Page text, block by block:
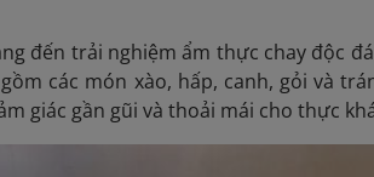
đến trải nghiệm ẩm thực chay độc
các món xào, hấp, canh, gỏi và
giác gần gũi và thoải mái cho thực